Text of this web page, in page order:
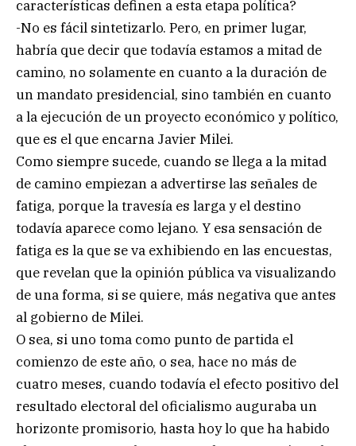
características definen a esta etapa política?
-No es fácil sintetizarlo. Pero, en primer lugar,
habría que decir que todavía estamos a mitad de
camino, no solamente en cuanto a la duración de
un mandato presidencial, sino también en cuanto
a la ejecución de un proyecto económico y político,
que es el que encarna Javier Milei.
Como siempre sucede, cuando se llega a la mitad
de camino empiezan a advertirse las señales de
fatiga, porque la travesía es larga y el destino
todavía aparece como lejano. Y esa sensación de
fatiga es la que se va exhibiendo en las encuestas,
que revelan que la opinión pública va visualizando
de una forma, si se quiere, más negativa que antes
al gobierno de Milei.
O sea, si uno toma como punto de partida el
comienzo de este año, o sea, hace no más de
cuatro meses, cuando todavía el efecto positivo del
resultado electoral del oficialismo auguraba un
horizonte promisorio, hasta hoy lo que ha habido